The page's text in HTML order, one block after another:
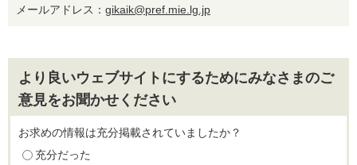
メールアドレス： gikaik@pref.mie.lg.jp
より良いウェブサイトにするためにみなさまのご
意見をお聞かせください
お求めの情報は充分掲載されていましたか？
充分だった